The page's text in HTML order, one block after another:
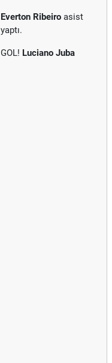
Everton Ribeiro asist
yaptı.
GOL! Luciano Juba